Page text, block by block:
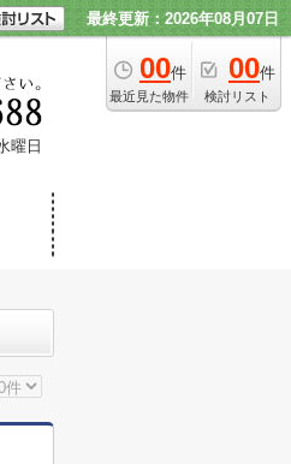
最終更新：2026年08月07日
00件
最近見た物件
00件
検討リスト
曜日